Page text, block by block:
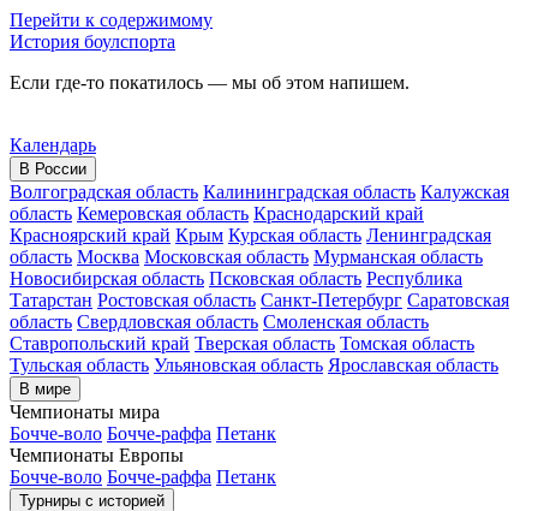
Перейти к содержимому
История боулспорта
Если где-то покатилось — мы об этом напишем.
Календарь
В России
Волгоградская область Калининградская область Калужская
область Кемеровская область Краснодарский край
Красноярский край Крым Курская область Ленинградская
область Москва Московская область Мурманская область
Новосибирская область Псковская область Республика
Татарстан Ростовская область Санкт-Петербург Саратовская
область Свердловская область Смоленская область
Ставропольский край Тверская область Томская область
Тульская область Ульяновская область Ярославская область
В мире
Чемпионаты мира
Бочче-воло Бочче-раффа Петанк
Чемпионаты Европы
Бочче-воло Бочче-раффа Петанк
Турниры с историей